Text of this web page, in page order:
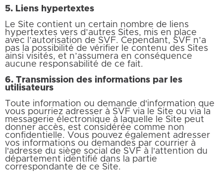
5. Liens hypertextes
Le Site contient un certain nombre de liens
hypertextes vers d’autres Sites, mis en place
avec l’autorisation de SVF. Cependant, SVF n’a
pas la possibilité de vérifier le contenu des Sites
ainsi visités, et n’assumera en conséquence
aucune responsabilité de ce fait.
6. Transmission des informations par les
utilisateurs
Toute information ou demande d'information que
vous pourriez adresser à SVF via le Site ou via la
messagerie électronique à laquelle le Site peut
donner accès, est considérée comme non
confidentielle. Vous pouvez également adresser
vos informations ou demandes par courrier à
l'adresse du siège social de SVF à l'attention du
département identifié dans la partie
correspondante de ce Site.